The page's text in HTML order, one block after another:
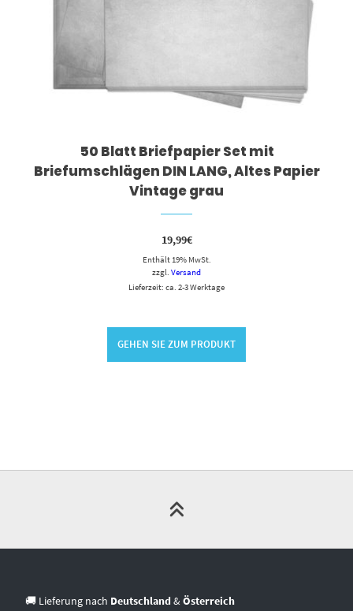
50 Blatt Briefpapier Set mit
Briefumschlägen DIN LANG, Altes Papier
Vintage grau
19,99€
Enthält 19% MwSt.
zzgl. Versand
Lieferzeit: ca. 2-3 Werktage
GEHEN SIE ZUM PRODUKT
🚚 Lieferung nach Deutschland &Österreich